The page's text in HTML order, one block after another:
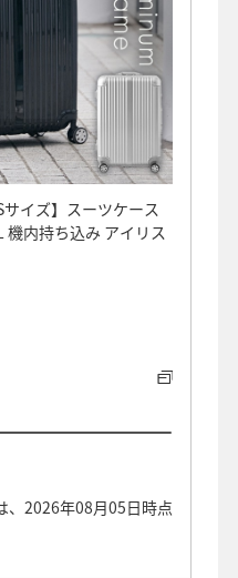
イズ】スーツケース
機内持ち込み アイリス
、2026年08月05日時点